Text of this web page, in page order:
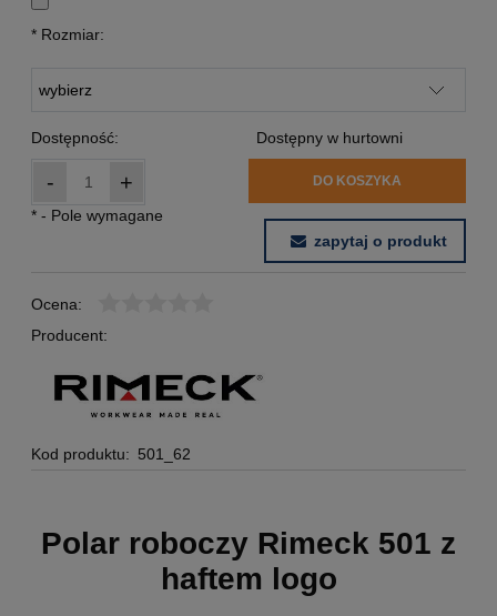
* Rozmiar:
Dostępność: Dostępny w hurtowni
- + DO KOSZYKA
* - Pole wymagane
zapytaj o produkt
Ocena:
Producent:
Kod produktu: 501_62
Polar roboczy Rimeck 501 z
haftem logo